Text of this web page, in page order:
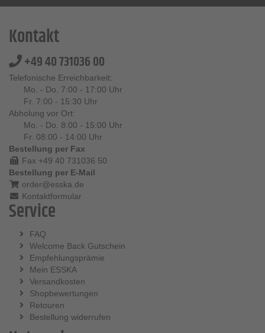
Kontakt
+49 40 731036 00
Telefonische Erreichbarkeit:
Mo. - Do. 7:00 - 17:00 Uhr
Fr. 7:00 - 15:30 Uhr
Abholung vor Ort:
Mo. - Do. 8:00 - 15:00 Uhr
Fr. 08:00 - 14:00 Uhr
Bestellung per Fax
Fax +49 40 731036 50
Bestellung per E-Mail
order@esska.de
Kontaktformular
Service
FAQ
Welcome Back Gutschein
Empfehlungsprämie
Mein ESSKA
Versandkosten
Shopbewertungen
Retouren
Bestellung widerrufen